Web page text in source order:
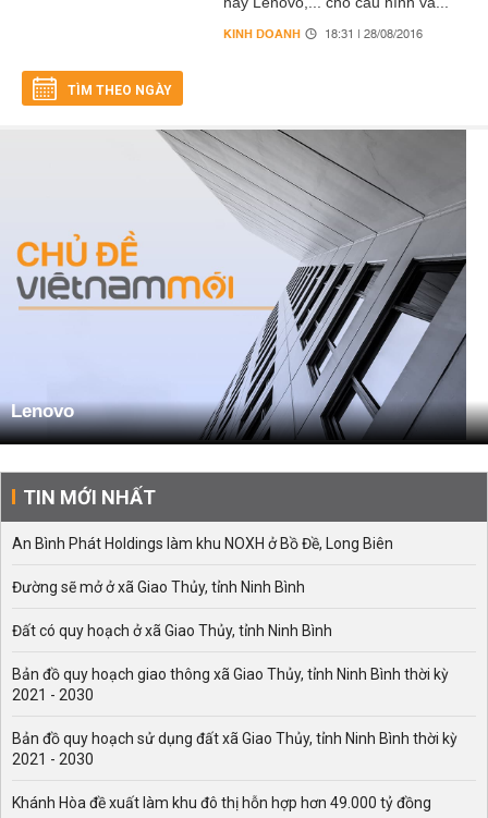
KINH DOANH 18:31 | 28/08/2016
TÌM THEO NGÀY
Lenovo
TIN MỚI NHẤT
An Bình Phát Holdings làm khu NOXH ở Bồ Đề, Long Biên
Đường sẽ mở ở xã Giao Thủy, tỉnh Ninh Bình
Đất có quy hoạch ở xã Giao Thủy, tỉnh Ninh Bình
Bản đồ quy hoạch giao thông xã Giao Thủy, tỉnh Ninh Bình thời kỳ
2021 - 2030
Bản đồ quy hoạch sử dụng đất xã Giao Thủy, tỉnh Ninh Bình thời kỳ
2021 - 2030
Khánh Hòa đề xuất làm khu đô thị hỗn hợp hơn 49.000 tỷ đồng